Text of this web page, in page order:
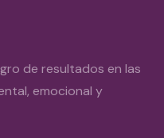
de resultados en las
emocional y